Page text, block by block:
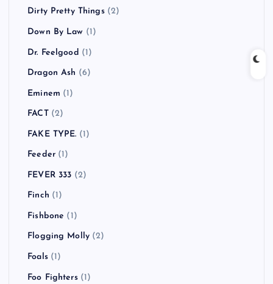
Dirty Pretty Things(2)
Down By Law (1)
Dr. Feelgood (1)
Dragon Ash (6)
Eminem (1)
FACT(2)
FAKE TYPE. (1)
Feeder(1)
FEVER 333 (2)
Finch (1)
Fishbone (1)
Flogging Molly (2)
Foals(1)
Foo Fighters(1)